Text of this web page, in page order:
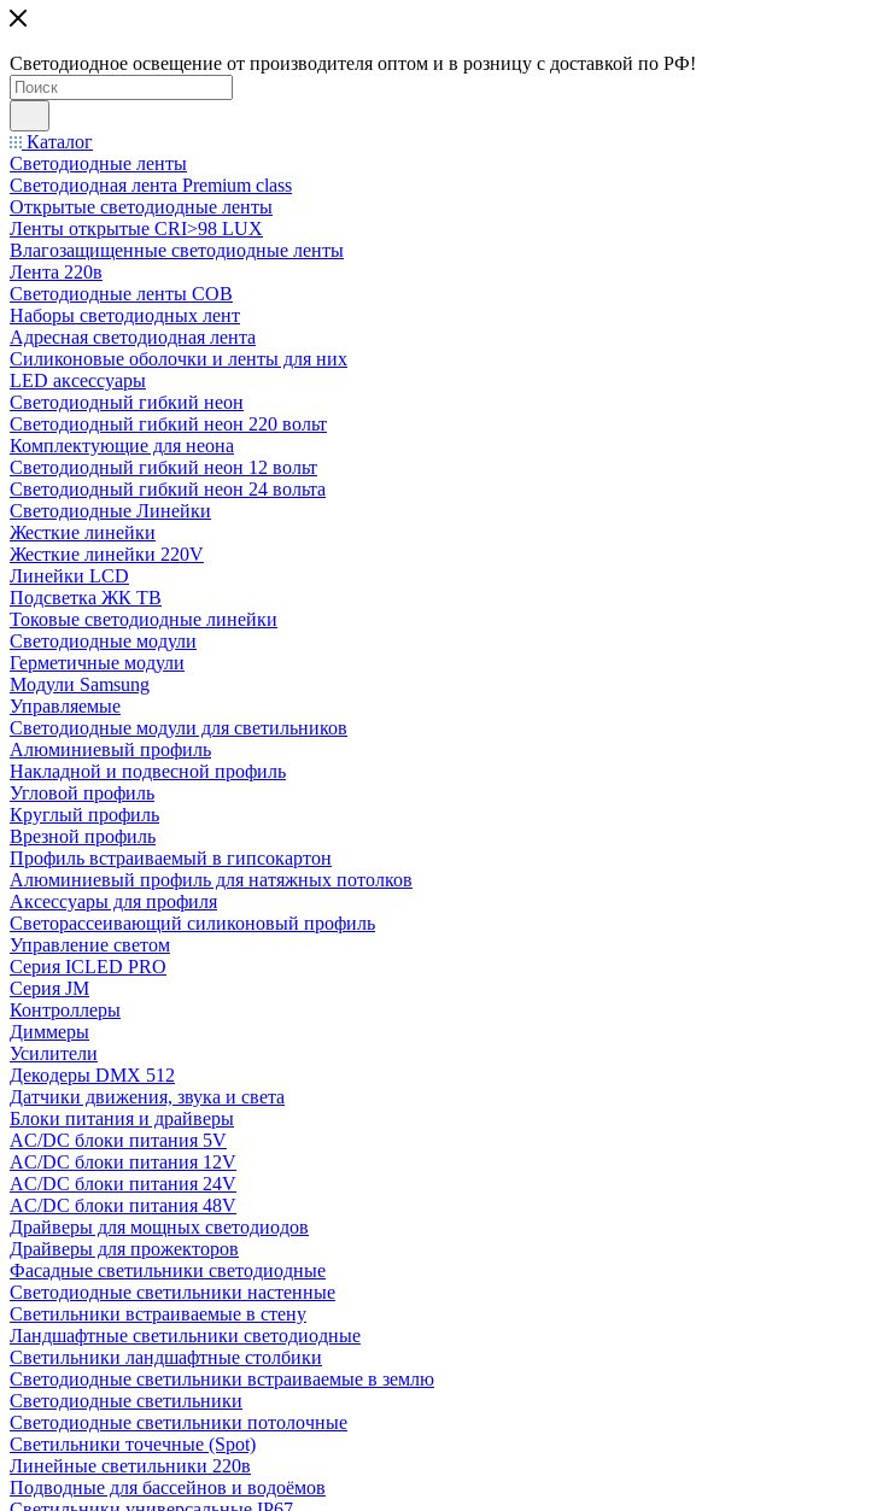
Светодиодное освещение от производителя оптом и в розницу с доставкой по РФ!
Каталог
Светодиодные ленты
Светодиодная лента Premium class
Открытые светодиодные ленты
Ленты открытые CRI>98 LUX
Влагозащищенные светодиодные ленты
Лента 220в
Светодиодные ленты COB
Наборы светодиодных лент
Адресная светодиодная лента
Силиконовые оболочки и ленты для них
LED аксессуары
Светодиодный гибкий неон
Светодиодный гибкий неон 220 вольт
Комплектующие для неона
Светодиодный гибкий неон 12 вольт
Светодиодный гибкий неон 24 вольта
Светодиодные Линейки
Жесткие линейки
Жесткие линейки 220V
Линейки LCD
Подсветка ЖК ТВ
Токовые светодиодные линейки
Светодиодные модули
Герметичные модули
Модули Samsung
Управляемые
Светодиодные модули для светильников
Алюминиевый профиль
Накладной и подвесной профиль
Угловой профиль
Круглый профиль
Врезной профиль
Профиль встраиваемый в гипсокартон
Алюминиевый профиль для натяжных потолков
Аксессуары для профиля
Светорассеивающий силиконовый профиль
Управление светом
Серия ICLED PRO
Серия JM
Контроллеры
Диммеры
Усилители
Декодеры DMX 512
Датчики движения, звука и света
Блоки питания и драйверы
AC/DC блоки питания 5V
AC/DC блоки питания 12V
AC/DC блоки питания 24V
AC/DC блоки питания 48V
Драйверы для мощных светодиодов
Драйверы для прожекторов
Фасадные светильники светодиодные
Светодиодные светильники настенные
Светильники встраиваемые в стену
Ландшафтные светильники светодиодные
Светильники ландшафтные столбики
Светодиодные светильники встраиваемые в землю
Светодиодные светильники
Светодиодные светильники потолочные
Светильники точечные (Spot)
Линейные светильники 220в
Подводные для бассейнов и водоёмов